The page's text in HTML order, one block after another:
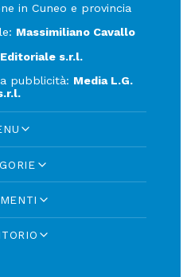
in Cuneo e provincia
Massimiliano Cavallo
s.r.l.
pubblicità: Media L.G.